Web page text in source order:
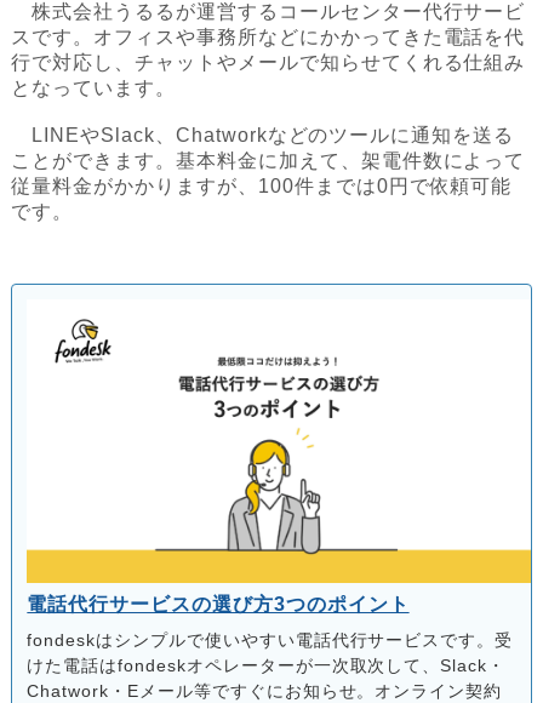
株式会社うるるが運営するコールセンター代行サービ
スです。オフィスや事務所などにかかってきた電話を代
行で対応し、チャットやメールで知らせてくれる仕組み
となっています。
LINEやSlack、Chatworkなどのツールに通知を送る
ことができます。基本料金に加えて、架電件数によって
従量料金がかかりますが、100件までは0円で依頼可能
です。
電話代行サービスの選び方3つのポイント
fondeskはシンプルで使いやすい電話代行サービスです。受
けた電話はfondeskオペレーターが一次取次して、Slack・
Chatwork・Eメール等ですぐにお知らせ。オンライン契約